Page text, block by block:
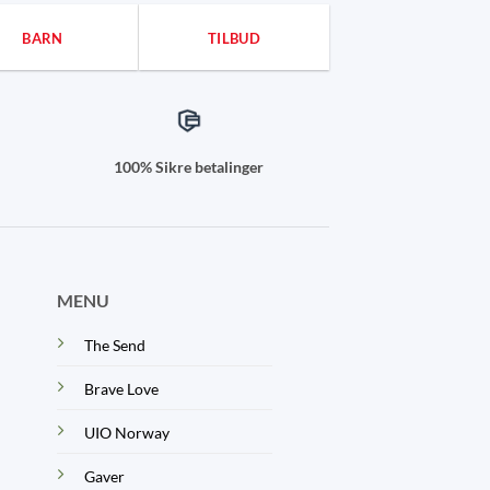
BARN TILBUD
100% Sikre betalinger
MENU
The Send
Brave Love
UIO Norway
Gaver